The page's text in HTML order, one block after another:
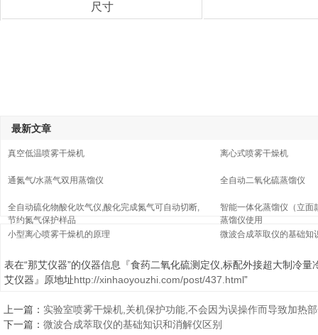
尺寸
最新文章
真空低温喷雾干燥机 离心式喷雾干燥机
通氮气/水蒸气双用蒸馏仪 全自动二氧化硫蒸馏仪
全自动硫化物酸化吹气仪,酸化完成氮气可自动切断,
节约氮气保护样品
智能一体化蒸馏仪（立面
蒸馏仪使用
小型离心喷雾干燥机的原理
微波合成萃取仪的基础知
表在“那艾仪器”的仪器信息『食药二氧化硫测定仪,标配外接超大制冷量
艾仪器』原地址http://xinhaoyouzhi.com/post/437.html”
上一篇： 实验室喷雾干燥机,关机保护功能,不会因为误操作而导致加热
下一篇： 微波合成萃取仪的基础知识和消解仪区别